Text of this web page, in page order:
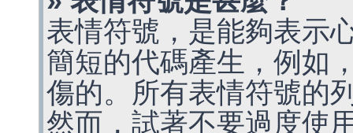
表情符號，是能夠表示
簡短的代碼產生，例如
傷的。所有表情符號的
然而，試著不要過度使